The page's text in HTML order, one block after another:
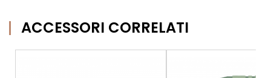
ACCESSORI CORRELATI